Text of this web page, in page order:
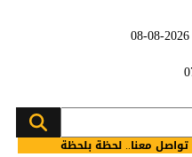
تواصل معنا.. لحظة بلحظة